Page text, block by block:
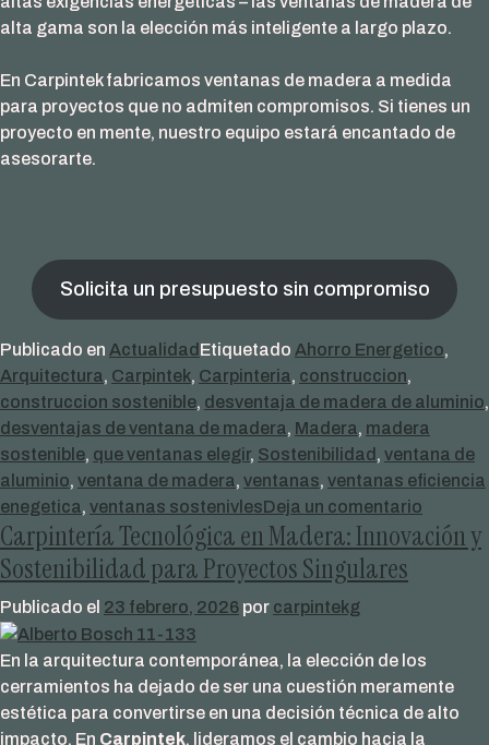
alta gama son la elección más inteligente a largo plazo.
En Carpintek fabricamos ventanas de madera a medida
para proyectos que no admiten compromisos. Si tienes un
proyecto en mente, nuestro equipo estará encantado de
asesorarte.
Solicita un presupuesto sin compromiso
Publicado en Actualidad Etiquetado Ahorro Energetico,
Arquitectura, Carpintek, Carpinteria, construccion,
construccion sostenible, desventaja de madera de aluminio,
desventajas de ventana de madera, Madera, madera
sostenible, que ventanas elegir, Sostenibilidad , ventana de
aluminio, ventana de madera, ventanas, ventanas eficiencia
enegetica, ventanas sostenivlesDeja un comentario
¿Cuál
es
la
Carpintería Tecnológica en Madera: Innovación y
Sostenibilidad para Proyectos Singulares
Publicado el 23 febrero, 2026 por carpintekg
En la arquitectura contemporánea, la elección de los
cerramientos ha dejado de ser una cuestión meramente
estética para convertirse en una decisión técnica de alto
impacto. En Carpintek, lideramos el cambio hacia la